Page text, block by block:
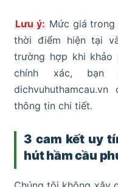
Lưu ý: Mức giá trong
thời điểm hiện tại
trường hợp khi
chính xác,
dichvuhuthamcau.vn
thông tin chi tiết.
3 cam kết uy
hút hầm cầu